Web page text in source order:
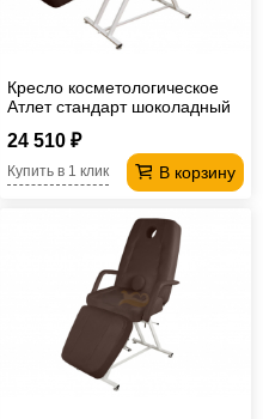
Кресло косметологическое
Атлет стандарт шоколадный
24 510 ₽
В корзину
Купить в 1 клик